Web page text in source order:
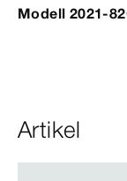
Modell 2021-
Artikel